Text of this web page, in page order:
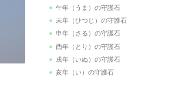
午年（うま）の守護石
未年（ひつじ）の守護石
申年（さる）の守護石
酉年（とり）の守護石
戌年（いぬ）の守護石
亥年（い）の守護石